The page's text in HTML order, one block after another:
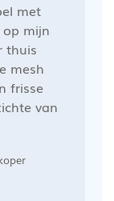
met
mijn
thuis
mesh
frisse
van